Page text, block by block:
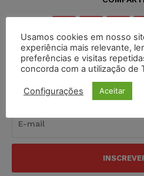
Inscreva-se
Usamos cookies em nosso
experiência mais relevante,
preferências e visitas
concorda com a utilização de
Configurações Aceitar